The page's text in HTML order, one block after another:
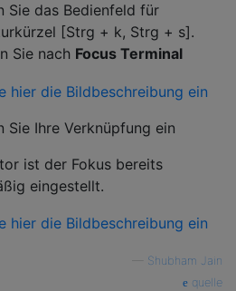
Sie das Bedienfeld für
[Strg + k, Strg + s].
Sie nach Focus Terminal
Sie Ihre Verknüpfung ein
ist der Fokus bereits
eingestellt.
Shubham Jain
quelle